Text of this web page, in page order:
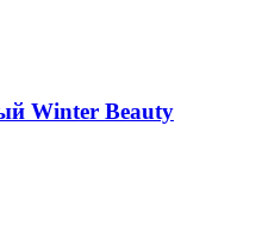
Winter Beauty